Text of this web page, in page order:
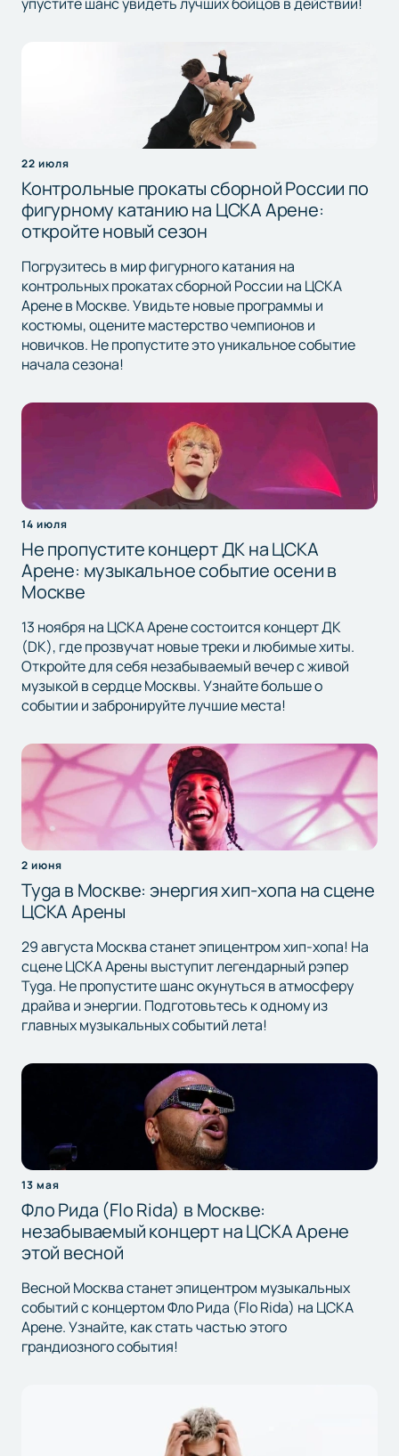
упустите шанс увидеть лучших бойцов в действии!
22 июля
Контрольные прокаты сборной России по
фигурному катанию на ЦСКА Арене:
откройте новый сезон
Погрузитесь в мир фигурного катания на
контрольных прокатах сборной России на ЦСКА
Арене в Москве. Увидьте новые программы и
костюмы, оцените мастерство чемпионов и
новичков. Не пропустите это уникальное событие
начала сезона!
14 июля
Не пропустите концерт ДК на ЦСКА
Арене: музыкальное событие осени в
Москве
13 ноября на ЦСКА Арене состоится концерт ДК
(DK), где прозвучат новые треки и любимые хиты.
Откройте для себя незабываемый вечер с живой
музыкой в сердце Москвы. Узнайте больше о
событии и забронируйте лучшие места!
2 июня
Tyga в Москве: энергия хип-хопа на сцене
ЦСКА Арены
29 августа Москва станет эпицентром хип-хопа! На
сцене ЦСКА Арены выступит легендарный рэпер
Tyga. Не пропустите шанс окунуться в атмосферу
драйва и энергии. Подготовьтесь к одному из
главных музыкальных событий лета!
13 мая
Фло Рида (Flo Rida) в Москве:
незабываемый концерт на ЦСКА Арене
этой весной
Весной Москва станет эпицентром музыкальных
событий с концертом Фло Рида (Flo Rida) на ЦСКА
Арене. Узнайте, как стать частью этого
грандиозного события!